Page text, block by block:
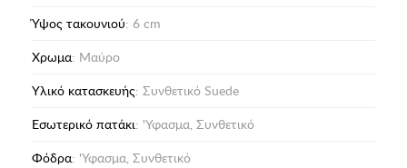
Ύψος τακουνιού: 6 cm
Χρωμα: Μαύρο
Υλικό κατασκευής: Συνθετικό Suede
Eσωτερικό πατάκι: 'Υφασμα, Συνθετικό
Φόδρα: 'Υφασμα, Συνθετικό